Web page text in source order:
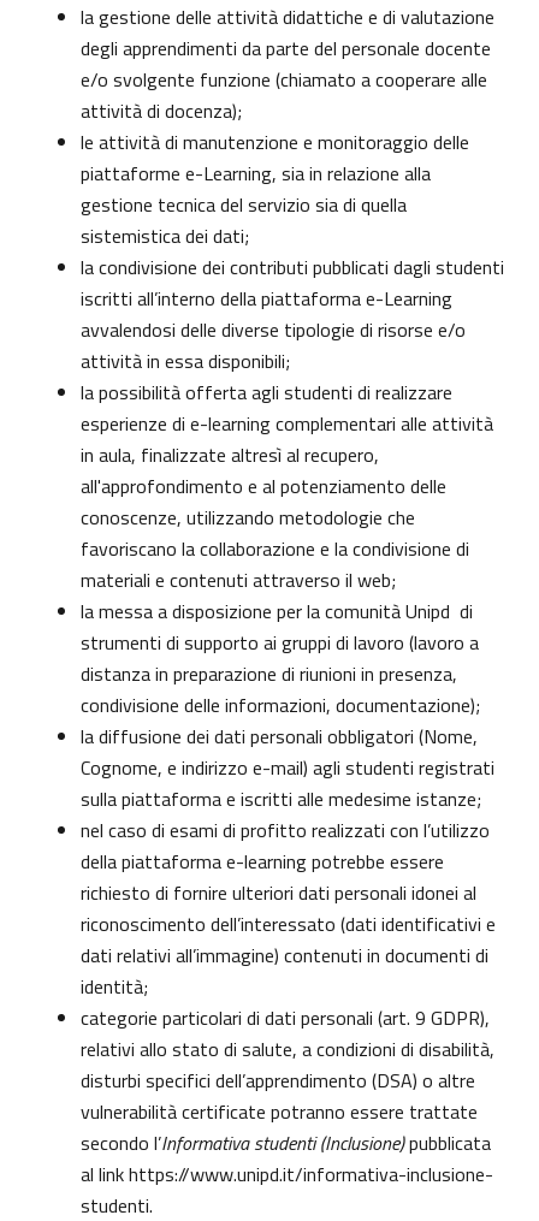
la gestione delle attività didattiche e di valutazione
degli apprendimenti da parte del personale docente
e/o svolgente funzione (chiamato a cooperare alle
attività di docenza);
le attività di manutenzione e monitoraggio delle
piattaforme e-Learning, sia in relazione alla
gestione tecnica del servizio sia di quella
sistemistica dei dati;
la condivisione dei contributi pubblicati dagli studenti
iscritti all’interno della piattaforma e-Learning
avvalendosi delle diverse tipologie di risorse e/o
attività in essa disponibili;
la possibilità offerta agli studenti di realizzare
esperienze di e-learning complementari alle attività
in aula, finalizzate altresì al recupero,
all'approfondimento e al potenziamento delle
conoscenze, utilizzando metodologie che
favoriscano la collaborazione e la condivisione di
materiali e contenuti attraverso il web;
la messa a disposizione per la comunità Unipd di
strumenti di supporto ai gruppi di lavoro (lavoro a
distanza in preparazione di riunioni in presenza,
condivisione delle informazioni, documentazione);
la diffusione dei dati personali obbligatori (Nome,
Cognome, e indirizzo e-mail) agli studenti registrati
sulla piattaforma e iscritti alle medesime istanze;
nel caso di esami di profitto realizzati con l’utilizzo
della piattaforma e-learning potrebbe essere
richiesto di fornire ulteriori dati personali idonei al
riconoscimento dell’interessato (dati identificativi e
dati relativi all’immagine) contenuti in documenti di
identità;
categorie particolari di dati personali (art. 9 GDPR),
relativi allo stato di salute, a condizioni di disabilità,
disturbi specifici dell’apprendimento (DSA) o altre
vulnerabilità certificate potranno essere trattate
secondo l’Informativa studenti (Inclusione)pubblicata
al linkhttps://www.unipd.it/informativa-inclusione-
studenti.